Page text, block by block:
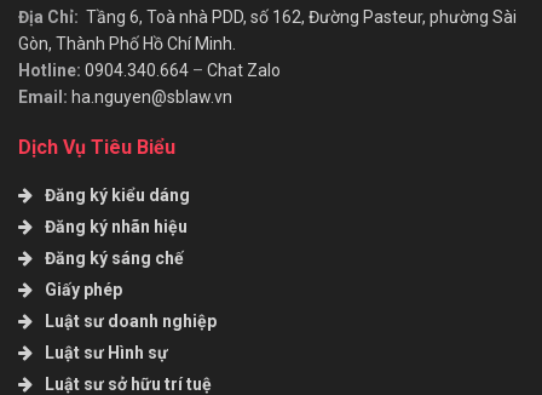
Địa Chỉ: Tầng 6, Toà nhà PDD, số 162, Đường Pasteur, phường Sài
Gòn, Thành Phố Hồ Chí Minh.
Hotline: 0904.340.664 – Chat Zalo
Email: ha.nguyen@sblaw.vn
Dịch Vụ Tiêu Biểu
Đăng ký kiểu dáng
Đăng ký nhãn hiệu
Đăng ký sáng chế
Giấy phép
Luật sư doanh nghiệp
Luật sư Hình sự
Luật sư sở hữu trí tuệ